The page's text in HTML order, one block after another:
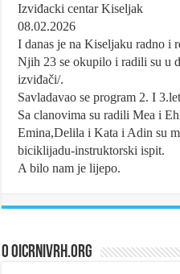
Izviđacki centar Kiseljak
08.02.2026
I danas je na Kiseljaku radno i
Njih 23 se okupilo i radili su u
izviđači/.
Savladavao se program 2. I
Sa clanovima su radili Mea i
Emina,Delila i Kata i Adin su
biciklijadu-instruktorski ispit.
A bilo nam je lijepo.
O oicrnivrh.org